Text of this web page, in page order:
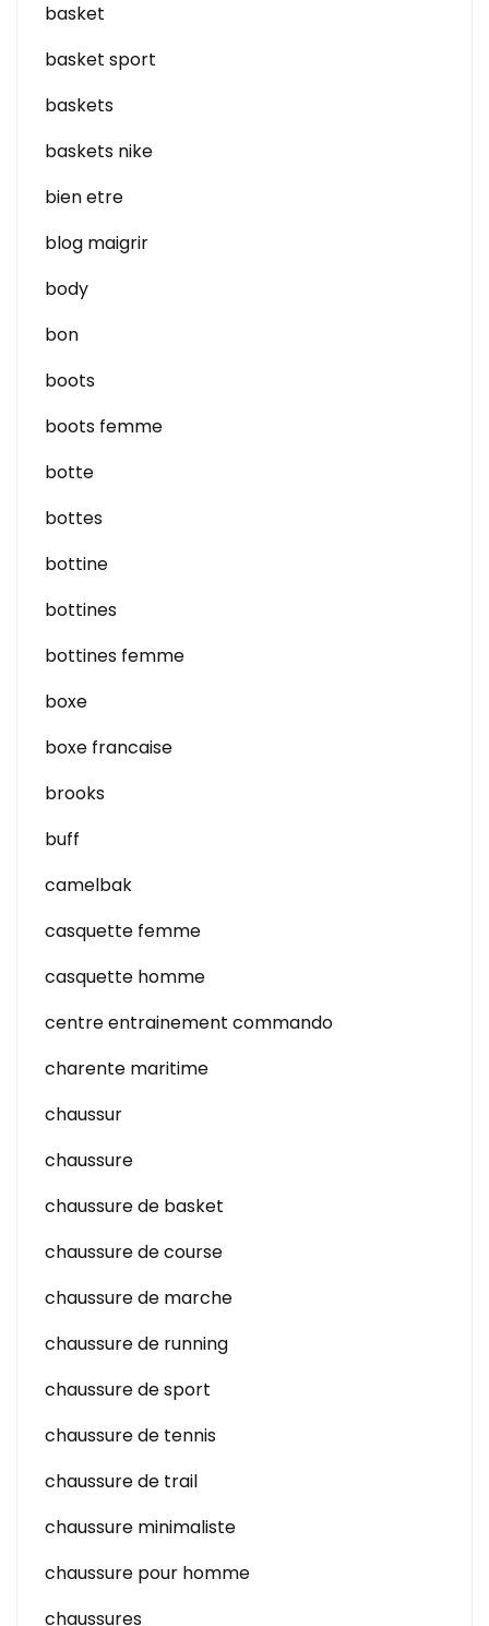
basket
basket sport
baskets
baskets nike
bien etre
blog maigrir
body
bon
boots
boots femme
botte
bottes
bottine
bottines
bottines femme
boxe
boxe francaise
brooks
buff
camelbak
casquette femme
casquette homme
centre entrainement commando
charente maritime
chaussur
chaussure
chaussure de basket
chaussure de course
chaussure de marche
chaussure de running
chaussure de sport
chaussure de tennis
chaussure de trail
chaussure minimaliste
chaussure pour homme
chaussures